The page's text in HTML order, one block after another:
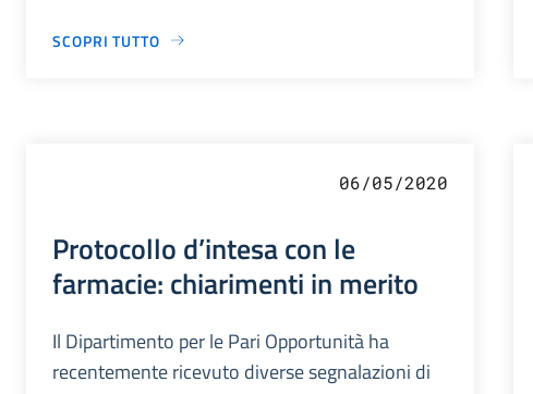
SCOPRI TUTTO
06/05/2020
Protocollo d’intesa con le
farmacie: chiarimenti in merito
Il Dipartimento per le Pari Opportunità ha
recentemente ricevuto diverse segnalazioni di